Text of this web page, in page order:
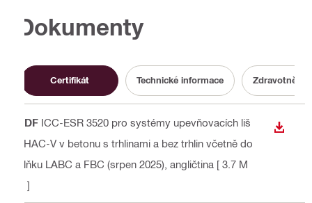
Dokumenty
Certifikát Technické informace Zdravotně-
PDF ICC-ESR 3520 pro systémy upevňovacích liš
t HAC-V v betonu s trhlinami a bez trhlin včetně do
plňku LABC a FBC (srpen 2025) , angličtina [ 3.7 M
B ]